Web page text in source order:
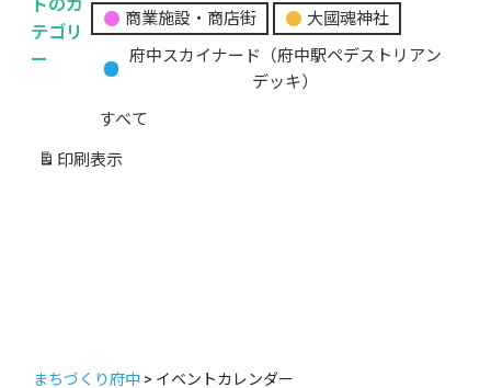
テゴリ
ー
題
カ
ゴ
リ
商業施設・商店街
大國魂神社
府中スカイナード（府中駅ペデストリアン
デッキ）
すべて
印刷 表示
まちづくり府中 > イベントカレンダー